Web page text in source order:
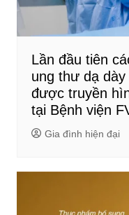
Lần đầu tiên
ung thư dạ
được truyền
tại Bệnh viện
Gia đình hiện đại